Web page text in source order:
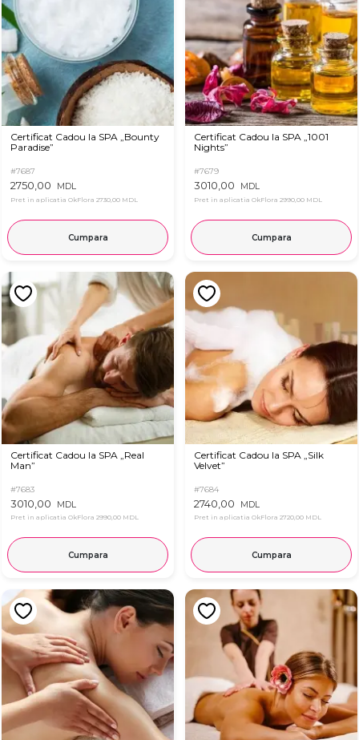
Certificat Cadou la SPA „Bounty
Paradise”
#7687
2750,00 MDL
Pret in aplicatia OkFlora 2730,00 MDL
Cumpara
Certificat Cadou la SPA „1001
Nights”
#7679
3010,00 MDL
Pret in aplicatia OkFlora 2990,00 MDL
Cumpara
Certificat Cadou la SPA „Real
Man”
#7683
3010,00 MDL
Pret in aplicatia OkFlora 2990,00 MDL
Cumpara
Certificat Cadou la SPA „Silk
Velvet”
#7684
2740,00 MDL
Pret in aplicatia OkFlora 2720,00 MDL
Cumpara